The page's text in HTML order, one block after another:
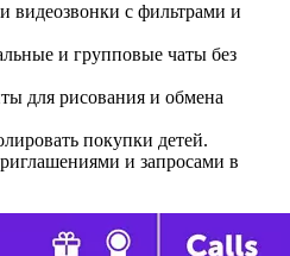
видеозвонки с фильтрами и
и групповые чаты без
для рисования и обмена
покупки детей.
и запросами в